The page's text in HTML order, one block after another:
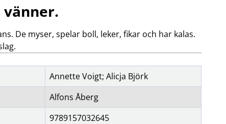
& video
garage och portkontroll
sensorer och väggkontakter
smart belysning
temperaturstyrning
vänner.
De myser, spelar boll, leker, fikar och har kalas.
Annette Voigt; Alicja Björk
Alfons Åberg
9789157032645